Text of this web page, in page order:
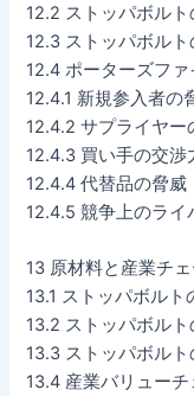
12.2 ストッパボル
12.3 ストッパボル
12.4 ポーターズフ
12.4.1 新規参入者の
12.4.2 サプライヤー
12.4.3 買い手の交渉
12.4.4 代替品の脅威
12.4.5 競争上のライ
13 原材料と産業チ
13.1 ストッパボル
13.2 ストッパボル
13.3 ストッパボル
13.4 産業バリュー